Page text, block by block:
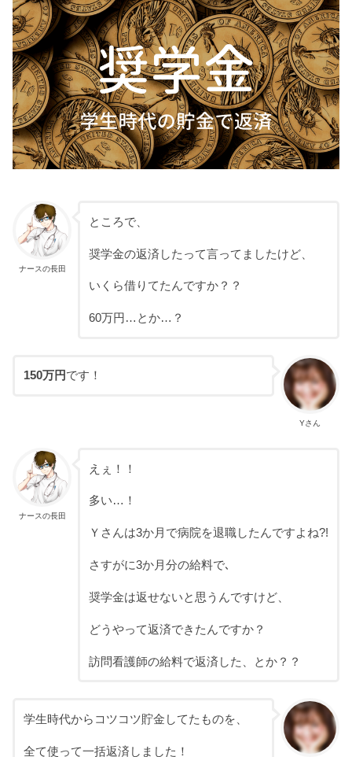
ナースの長田
ところで、
奨学金の返済したって言ってましたけど、
いくら借りてたんですか？？
60万円…とか…？
Yさん
150万円です！
ナースの長田
えぇ！！
多い…！
Ｙさんは3か月で病院を退職したんですよね?!
さすがに3か月分の給料で､
奨学金は返せないと思うんですけど、
どうやって返済できたんですか？
訪問看護師の給料で返済した、とか？？
学生時代からコツコツ貯金してたものを、
全て使って一括返済しました！